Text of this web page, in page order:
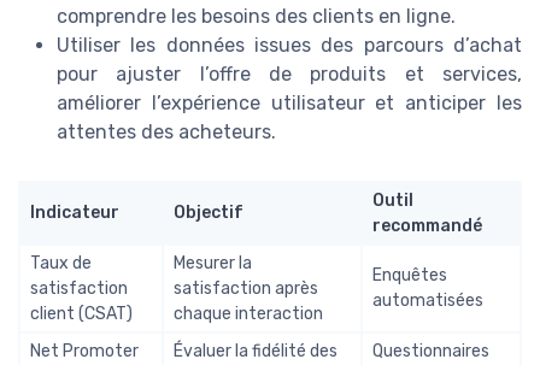
comprendre les besoins des clients en ligne.
Utiliser les données issues des parcours d’achat
pour ajuster l’offre de produits et services,
améliorer l’expérience utilisateur et anticiper les
attentes des acheteurs.
Indicateur Objectif
Outil
recommandé
Taux de
satisfaction
client (CSAT)
Mesurer la
satisfaction après
chaque interaction
Enquêtes
automatisées
Net Promoter
Évaluer la fidélité des
Questionnaires